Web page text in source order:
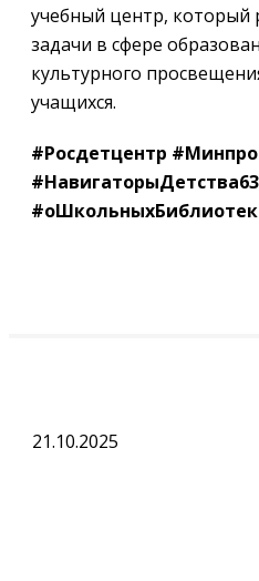
учебный центр, который
задачи в сфере
культурного
учащихся.
#Росдетцентр
#НавигаторыДетства63
21.10.2025